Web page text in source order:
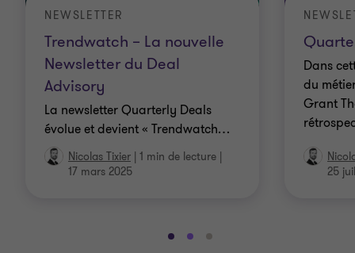
Trendwatch – La nouvelle
Newsletter du Deal
Advisory
NEWSLETTER
La newsletter Quarterly Deals
évolue et devient « Trendwatch…
Nicolas Tixier | 1 min de lecture |
17 mars 2025
Dans
du
Grant
25
AllerAllerAller